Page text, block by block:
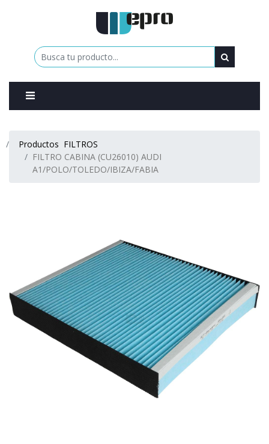
Productos FILTROS
FILTRO CABINA (CU26010) AUDI
A1/POLO/TOLEDO/IBIZA/FABIA